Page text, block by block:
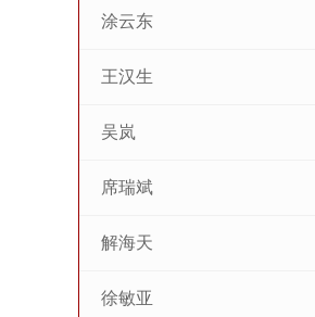
涂云东
王汉生
吴岚
席瑞斌
解海天
徐敏亚